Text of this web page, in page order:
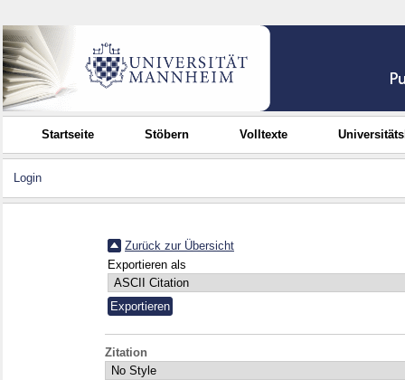
Startseite Stöbern Volltexte
Login
Zurück zur Übersicht
Exportieren als
Zitation